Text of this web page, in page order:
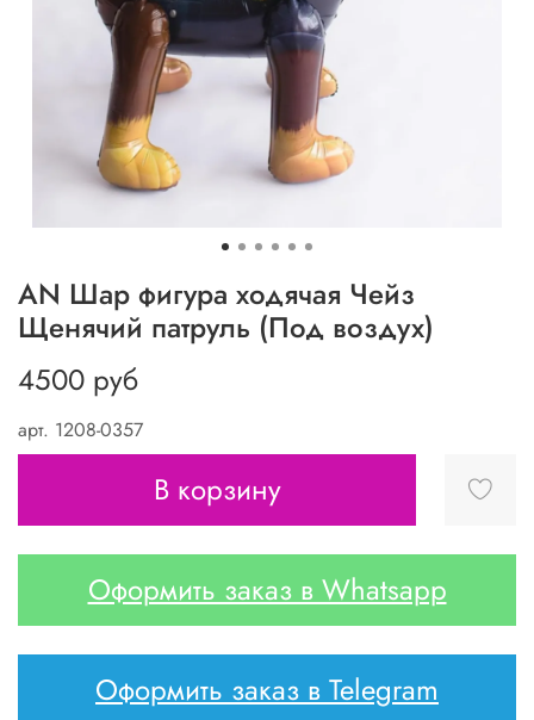
арт. 1208-0357
АN Шар фигура ходячая Чейз
Щенячий патруль (Под воздух)
4500 руб
В корзину
Оформить заказ в Whatsapp
Оформить заказ в Telegram